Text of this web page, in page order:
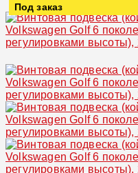
Под заказ